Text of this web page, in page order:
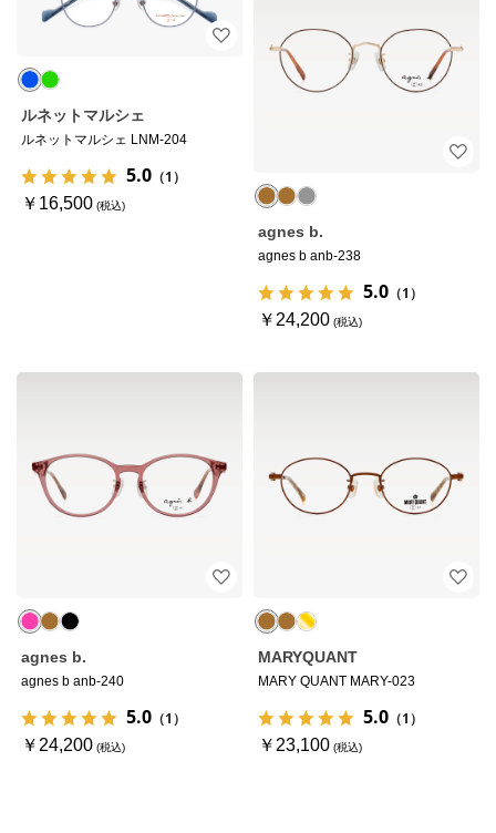
ルネットマルシェ
ルネットマルシェ LNM-204
5.0 （1）
￥16,500
agnes b.
agnes b anb-238
5.0 （1）
￥24,200
agnes b.
agnes b anb-240
5.0 （1）
￥24,200
MARYQUANT
MARY QUANT MARY-023
5.0 （1）
￥23,100